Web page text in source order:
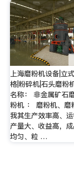
上海磨粉机设备|立
格|粉碎机|石头磨粉
名称： 非金属矿石
粉机 ： 磨粉机、磨
我其生产效率高、运
产量大、收益高，
均匀、粒 …